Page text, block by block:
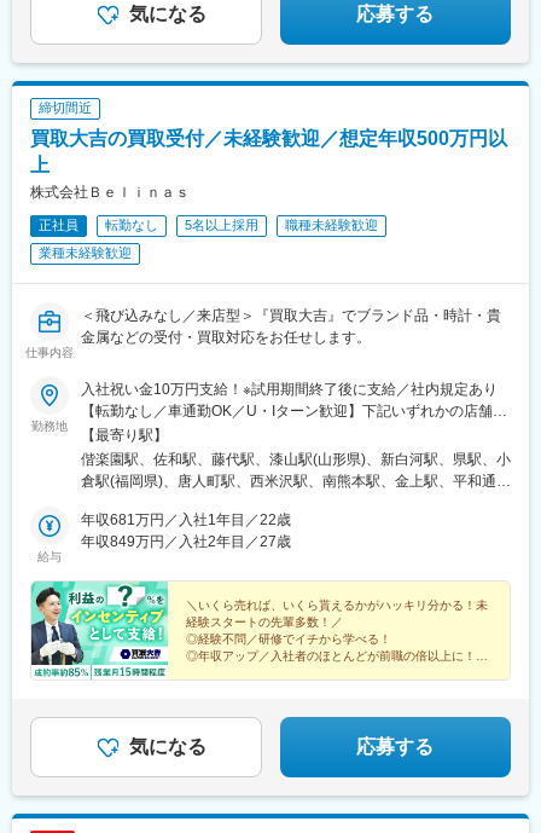
知県)、竜王駅、香里園駅、高岡やぶなみ駅、円座駅、知寄町二丁
鴨宮駅、小平駅、中神駅、東松江駅(島根県)、六軒駅(三重県)、土
橋駅(愛媛県)、北松本駅、焼津駅、信濃国分寺駅、北上尾駅、寝屋
川市駅、東新潟駅、寺尾駅、新宮中央駅、新座駅、道場南口駅、
駅、石岡駅、石巻あゆみ野駅、摂津駅、中野栄駅、八乙女駅、黒
駅、福井駅(岡山県)、早島駅、淵野辺駅、草加駅、南草津駅、西小
泉駅、柏林台駅、荒尾駅(岐阜県)、鳴海駅、塚目駅、鶴崎駅、南大
添前田駅、新大宮駅、西那須野駅、出屋敷駅、日進駅(愛知県)、常
陸多賀駅、笹原駅、竹下駅、七重浜駅、北八王子駅、八戸駅、折
天竜川駅、積志駅、東新庄駅、ジヤトコ前駅、公津の杜駅、春江
駅、室見駅、神辺駅、東福山駅、伊達駅、東山公園駅(鳥取県)、置
賜駅、赤嶺駅、伊奈駅、越戸駅、防府駅、門司駅、柏陽駅、村崎
野駅、箕面萱野駅、荒子川公園駅、館腰駅、木更津駅、紀三井寺
駅、紀伊駅、幸駅、杁ケ池公園駅、藤代駅、羽犬塚駅、西新井大
師西駅、武蔵関駅、妙国寺前駅、京成幕張駅、南茨木駅(阪急線)、
楽々園駅、知寄町駅、追分駅(三重県)、等々力駅、西富井駅、要町
駅、赤迫駅、長沼駅(静岡県)、志村坂上駅、はなみずき通駅、知寄
町一丁目駅
気になる 応募する
締切間近
買取大吉の買取受付／未経験歓迎／想定年収500万円以
上
株式会社Ｂｅｌｉｎａｓ
正社員 転勤なし 5名以上採用
職種未経験歓迎
業種未経験歓迎
仕事内容
＜飛び込みなし／来店型＞『買取大吉』でブランド品・時計・貴
金属などの受付・買取対応をお任せします。
勤務地
入社祝い金10万円支給！※試用期間終了後に支給／社内規定あり
【転勤なし／車通勤OK／U・Iターン歓迎】下記いずれかの店舗で
の勤務となります。■『買取大吉』水戸見川店■■『買取大吉』ひ
たちなか高場店■■『買取大吉』ヨークベニマルひたちなか店
■■『買取大吉』ヨークベニマル馬渡店■■『買取大吉』取手藤代南
■■『買取大吉』米沢御廟店■■『買取大吉』栃木店（仮）■■『買取
大吉』ビエラ小倉店■■『買取大吉』MARK IS 福岡ももち店■■『買
希望は最大限考慮いたします。※勤務地の受動喫煙対策：あり
【最寄り駅】
偕楽園駅、佐和駅、藤代駅、漆山駅(山形県)、新白河駅、県駅、小
倉駅(福岡県)、唐人町駅、西米沢駅、南熊本駅、金上駅、平和通
給与
年収681万円／入社1年目／22歳
年収849万円／入社2年目／27歳
＼いくら売れば、いくら貰えるかがハッキリ分かる！未
経験スタートの先輩多数！／
◎経験不問／研修でイチから学べる！
◎年収アップ／入社者のほとんどが前職の倍以上に！
気になる 応募する